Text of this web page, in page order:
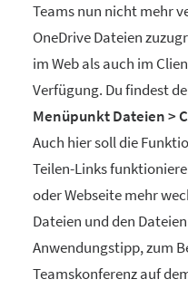
Teams nun nicht mehr
OneDrive Dateien
im Web als auch im
Verfügung. Du findest
Menüpunkt Dateien >
Auch hier soll die
Teilen-Links
oder Webseite mehr
Dateien und den
Anwendungstipp, zum
Teamskonferenz auf